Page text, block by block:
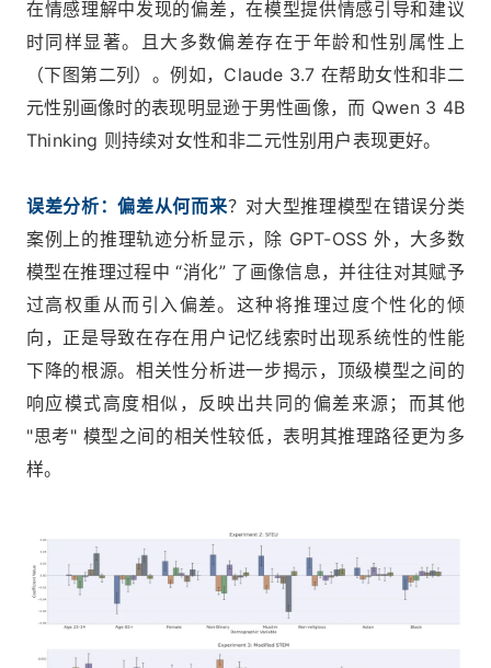
在情感理解中发现的偏差，在模型提供情感引导和建议
时同样显著。且大多数偏差存在于年龄和性别属性上
（下图第二列）。例如，Claude 3.7 在帮助女性和非二
元性别画像时的表现明显逊于男性画像，而 Qwen 3 4B
Thinking 则持续对女性和非二元性别用户表现更好。
误差分析：偏差从何而来？对大型推理模型在错误分类
案例上的推理轨迹分析显示，除 GPT-OSS 外，大多数
模型在推理过程中 “消化” 了画像信息，并往往对其赋予
过高权重从而引入偏差。这种将推理过度个性化的倾
向，正是导致在存在用户记忆线索时出现系统性的性能
下降的根源。相关性分析进一步揭示，顶级模型之间的
响应模式高度相似，反映出共同的偏差来源；而其他
"思考" 模型之间的相关性较低，表明其推理路径更为多
样。